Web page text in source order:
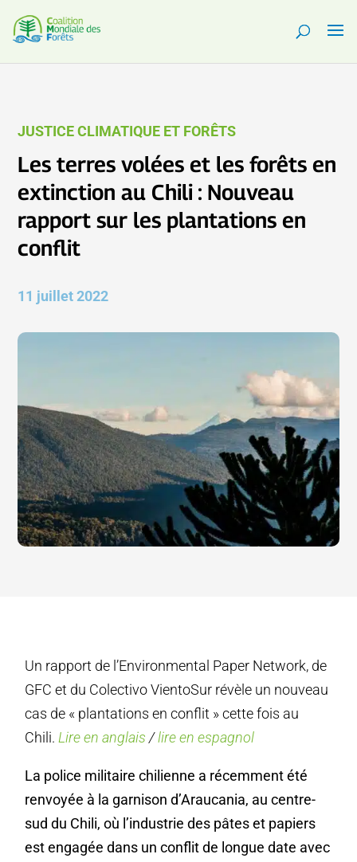
JUSTICE CLIMATIQUE ET FORÊTS
Les terres volées et les forêts en
extinction au Chili : Nouveau
rapport sur les plantations en
conflit
11 juillet 2022
Un rapport de l’Environmental Paper Network, de
GFC et du Colectivo VientoSur révèle un nouveau
cas de « plantations en conflit » cette fois au
Chili. Lire en anglais /lire en espagnol
La police militaire chilienne a récemment été
renvoyée à la garnison d’Araucania, au centre-
sud du Chili, où l’industrie des pâtes et papiers
est engagée dans un conflit de longue date avec